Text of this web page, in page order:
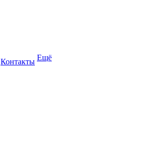
Контакты Ещё